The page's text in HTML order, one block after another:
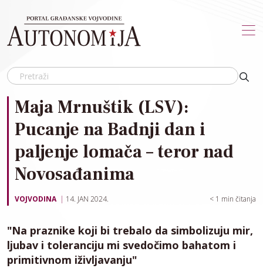
Maja Mrnuštik (LSV):
Pucanje na Badnji dan i
paljenje lomača – teror nad
Novosađanima
VOJVODINA 14. JAN 2024. < 1 min čitanja
"Na praznike koji bi trebalo da simbolizuju mir,
ljubav i toleranciju mi svedočimo bahatom i
primitivnom iživljavanju"